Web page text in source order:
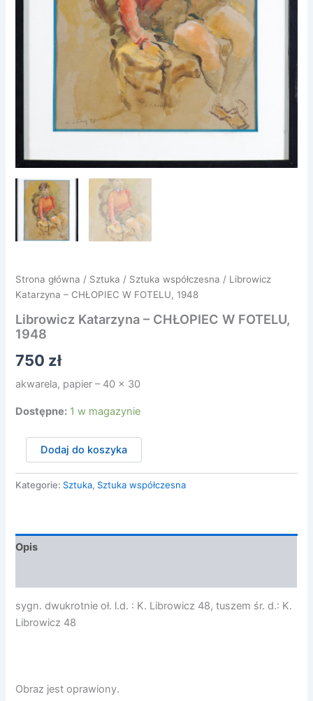
Strona główna / Sztuka / Sztuka współczesna / Librowicz
Katarzyna – CHŁOPIEC W FOTELU, 1948
Librowicz Katarzyna – CHŁOPIEC W FOTELU,
1948
750 zł
akwarela, papier – 40 x 30
Dostępne: 1 w magazynie
Librowicz
Katarzyna
-
1948
Dodaj do koszyka
Kategorie: Sztuka, Sztuka współczesna
Opis
sygn. dwukrotnie oł. l.d. : K. Librowicz 48, tuszem śr. d.: K.
Librowicz 48
Obraz jest oprawiony.